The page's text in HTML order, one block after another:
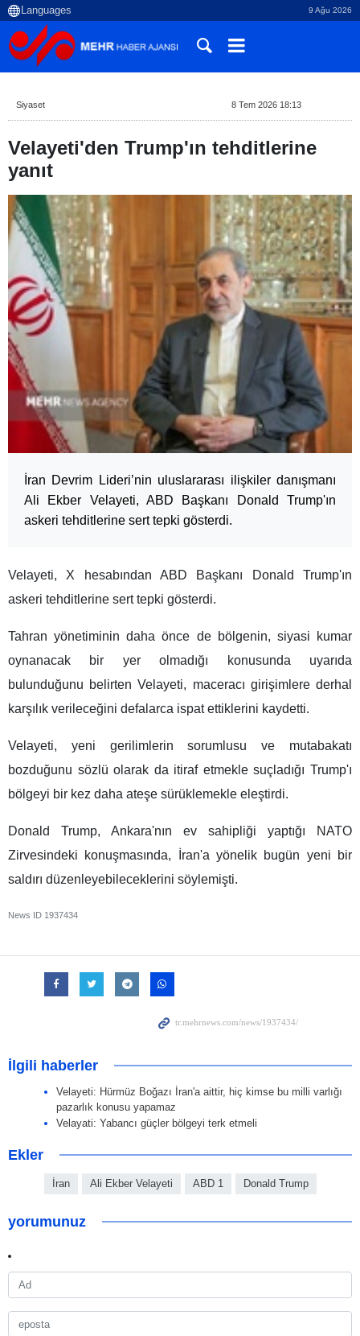
9 Ağu 2026
Siyaset 8 Tem 2026 18:13
Velayeti'den Trump'ın tehditlerine
yanıt
İran Devrim Lideri’nin uluslararası ilişkiler danışmanı
Ali Ekber Velayeti, ABD Başkanı Donald Trump'ın
askeri tehditlerine sert tepki gösterdi.
Velayeti, X hesabından ABD Başkanı Donald Trump'ın
askeri tehditlerine sert tepki gösterdi.
Tahran yönetiminin daha önce de bölgenin, siyasi kumar
oynanacak bir yer olmadığı konusunda uyarıda
bulunduğunu belirten Velayeti, maceracı girişimlere derhal
karşılık verileceğini defalarca ispat ettiklerini kaydetti.
Velayeti, yeni gerilimlerin sorumlusu ve mutabakatı
bozduğunu sözlü olarak da itiraf etmekle suçladığı Trump'ı
bölgeyi bir kez daha ateşe sürüklemekle eleştirdi.
Donald Trump, Ankara'nın ev sahipliği yaptığı NATO
Zirvesindeki konuşmasında, İran'a yönelik bugün yeni bir
saldırı düzenleyebileceklerini söylemişti.
News ID 1937434
İlgili haberler
Velayeti: Hürmüz Boğazı İran'a aittir, hiç kimse bu milli varlığı
pazarlık konusu yapamaz
Velayati: Yabancı güçler bölgeyi terk etmeli
Ekler
İran Ali Ekber Velayeti ABD 1 Donald Trump
yorumunuz